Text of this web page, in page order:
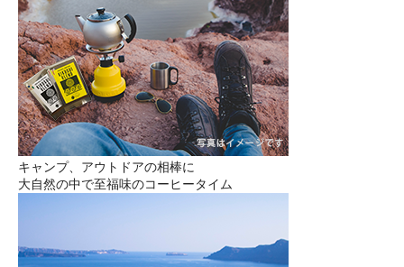
キャンプ、アウトドアの相棒に
大自然の中で至福味のコーヒータイム